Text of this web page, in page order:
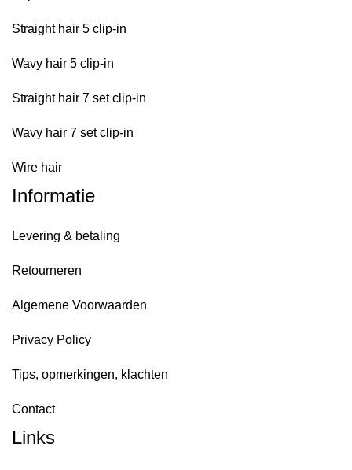
Straight hair 5 clip-in
Wavy hair 5 clip-in
Straight hair 7 set clip-in
Wavy hair 7 set clip-in
Wire hair
Informatie
Levering & betaling
Retourneren
Algemene Voorwaarden
Privacy Policy
Tips, opmerkingen, klachten
Contact
Links